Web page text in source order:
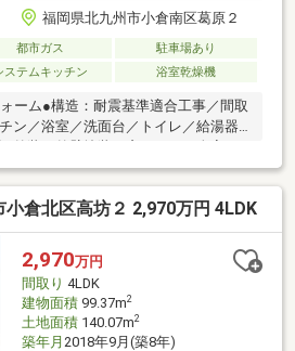
福岡県北九州市小倉南区葛原２
都市ガス
駐車場あり
ステムキッチン 浴室乾燥機
ーム●構造：耐震基準適合工事／間取
ン／浴室／洗面台／トイレ／給湯器●
他：照明器具／TVモニターフォン／
校エリア♪小学校まで徒歩約10分
分で高校進学後も安心ですね♪お買
で5分程度です♪フルリフォーム済で
♪品質とデザインが魅力のリセットハ
へお問合せください♪
倉北区高坊２ 2,970万円 4LDK
2,970万円
間取り 4LDK
建物面積99.37m2
土地面積140.07m2
築年月 2018年9月(築8年)